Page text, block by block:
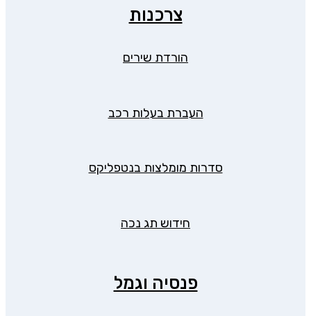
צרכנות
הורדת שירים
העברת בעלות רכב
סדרות מומלצות בנטפליקס
חידוש תג נכה
פנסיה וגמל